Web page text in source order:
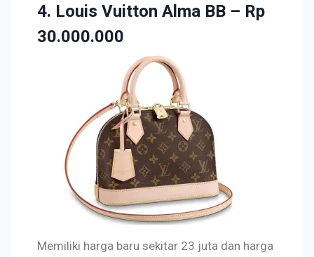
4. Louis Vuitton Alma BB – Rp
30.000.000
Memiliki harga baru sekitar 23 juta dan harga